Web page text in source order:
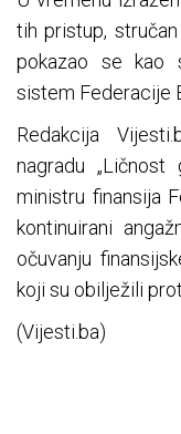
tih pristup,
pokazao se kao
sistem Federacije
Redakcija
nagradu
ministru finansija
kontinuirani
očuvanju
koji su obilježili
(Vijesti.ba)